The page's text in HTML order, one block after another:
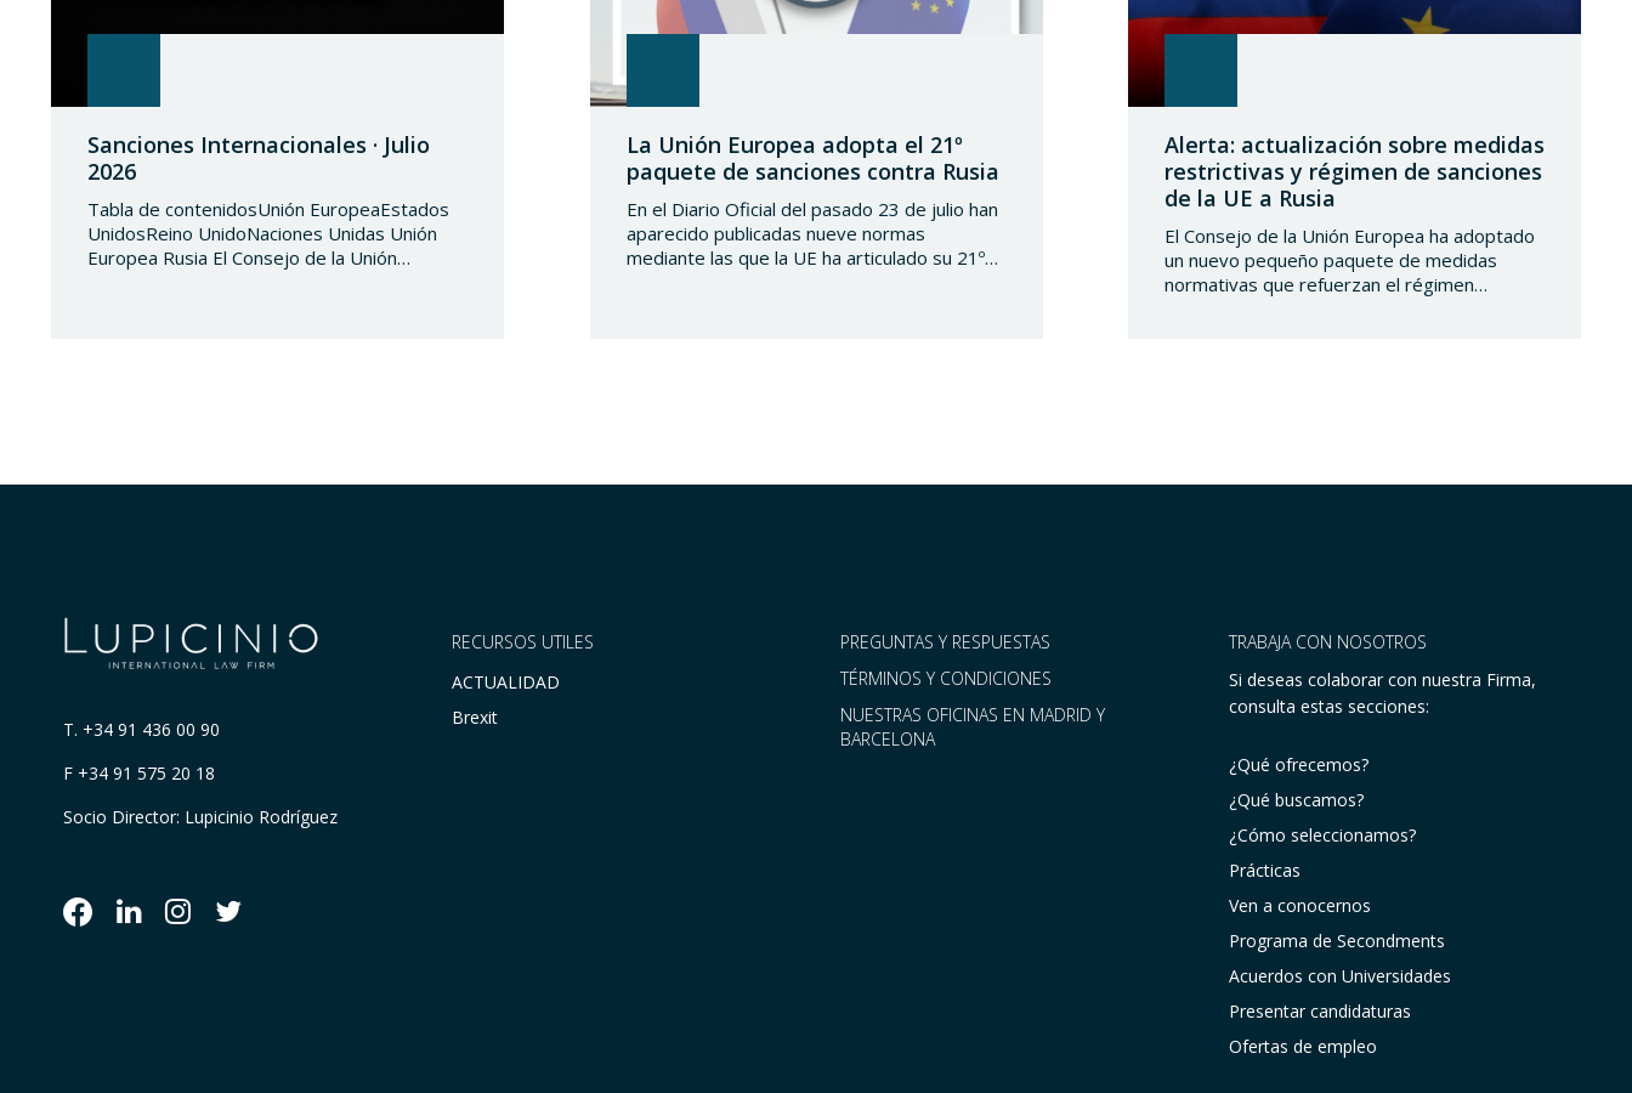
Sanciones Internacionales · Julio
2026
Tabla de contenidosUnión EuropeaEstados
UnidosReino UnidoNaciones Unidas Unión
Europea Rusia El Consejo de la Unión
La Unión Europea adopta el 21º
paquete de sanciones contra Rusia
En el Diario Oficial del pasado 23 de julio han
aparecido publicadas nueve normas
mediante las que la UE ha articulado su 21º
Alerta: actualización sobre medidas
restrictivas y régimen de sanciones
de la UE a Rusia
El Consejo de la Unión Europea ha adoptado
un nuevo pequeño paquete de medidas
normativas que refuerzan el régimen
T. +34 91 436 00 90
F +34 91 575 20 18
Socio Director: Lupicinio Rodríguez
RECURSOS UTILES
ACTUALIDAD
Brexit
PREGUNTAS Y RESPUESTAS
TÉRMINOS Y CONDICIONES
NUESTRAS OFICINAS EN MADRID Y
BARCELONA
TRABAJA CON NOSOTROS
Si deseas colaborar con nuestra Firma,
consulta estas secciones:
¿Qué ofrecemos?
¿Qué buscamos?
¿Cómo seleccionamos?
Prácticas
Ven a conocernos
Programa de Secondments
Acuerdos con Universidades
Presentar candidaturas
Ofertas de empleo